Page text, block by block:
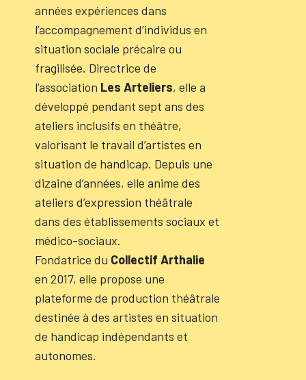
années expériences dans
l’accompagnement d’individus en
situation sociale précaire ou
fragilisée. Directrice de
l’association Les Arteliers, elle a
développé pendant sept ans des
ateliers inclusifs en théâtre,
valorisant le travail d’artistes en
situation de handicap. Depuis une
dizaine d’années, elle anime des
ateliers d’expression théâtrale
dans des établissements sociaux et
médico-sociaux.
Fondatrice du Collectif Arthalie
en 2017, elle propose une
plateforme de production théâtrale
destinée à des artistes en situation
de handicap indépendants et
autonomes.